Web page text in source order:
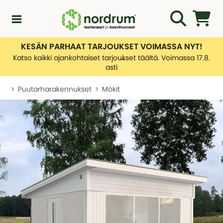
Kampanjat
KATEGORIAT
Yleiskatsaus - Uutuuksia
Rakentamislupa
Asiakaspalvelu
KATEGORIAT
Yleiskatsaus - Asiakaspalvelu
Ota yhteyttä
Tietoa toimituksistamme
Palautusten hallinnointi
Lasiterassiopas
Lasiterassit
KATEGORIAT
Kasvihuone
KESÄN PARHAAT TARJOUKSET VOIMASSA NYT!
Katso kaikki ajankohtaiset tarjoukset täältä. Voimassa 17.8.
asti
Puutarharakennukset Mökit